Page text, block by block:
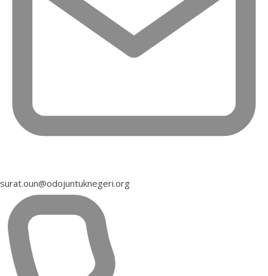
surat.oun@odojuntuknegeri.org